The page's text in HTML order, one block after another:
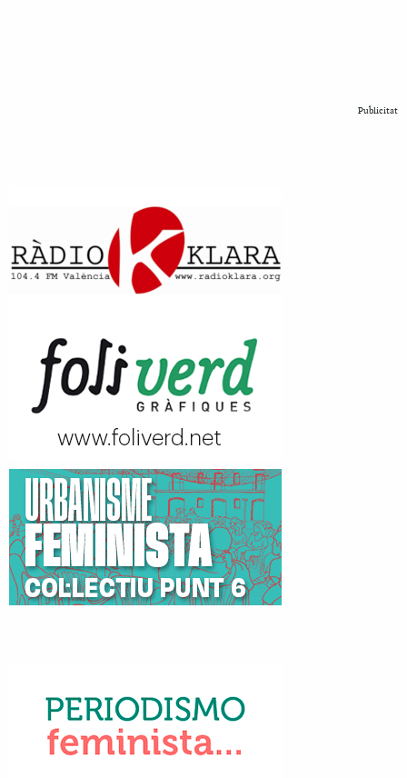
Publicitat